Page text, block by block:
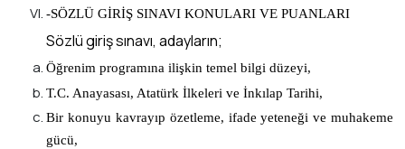
-SÖZLÜ GİRİŞ SINAVI KONULARI VE PUANLARI
Sözlü giriş sınavı, adayların;
Öğrenim programına ilişkin temel bilgi düzeyi,
T.C. Anayasası, Atatürk İlkeleri ve İnkılap Tarihi,
Bir konuyu kavrayıp özetleme, ifade yeteneği ve muhakeme
gücü,